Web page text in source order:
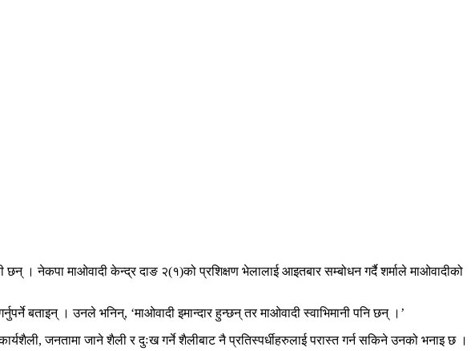
छन् । नेकपा माओवादी केन्द्र दाङ २(१)को प्रशिक्षण भेलालाई आइतबार सम्बोधन गर्दै शर्माले माओवादीको
बताइन् । उनले भनिन्, ‘माओवादी इमान्दार हुन्छन् तर माओवादी स्वाभिमानी पनि छन् ।’
जनतामा जाने शैली र दुःख गर्ने शैलीबाट नै प्रतिस्पर्धीहरुलाई परास्त गर्न सकिने उनको भनाइ छ ।